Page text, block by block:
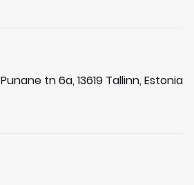
Punane tn 6a, 13619 Tallinn, Estonia